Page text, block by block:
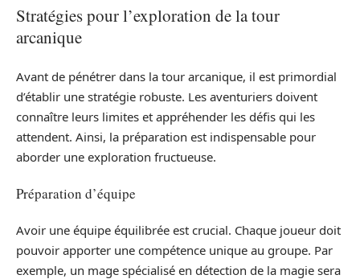
Stratégies pour l’exploration de la tour
arcanique
Avant de pénétrer dans la tour arcanique, il est primordial
d’établir une stratégie robuste. Les aventuriers doivent
connaître leurs limites et appréhender les défis qui les
attendent. Ainsi, la préparation est indispensable pour
aborder une exploration fructueuse.
Préparation d’équipe
Avoir une équipe équilibrée est crucial. Chaque joueur doit
pouvoir apporter une compétence unique au groupe. Par
exemple, un mage spécialisé en détection de la magie sera